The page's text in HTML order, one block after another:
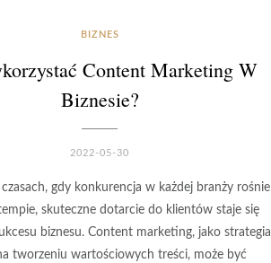
BIZNES
Content Marketing W
Biznesie?
2022-05-30
gdy konkurencja w każdej branży rośnie
skuteczne dotarcie do klientów staje się
biznesu. Content marketing, jako strategia
tworzeniu wartościowych treści, może być